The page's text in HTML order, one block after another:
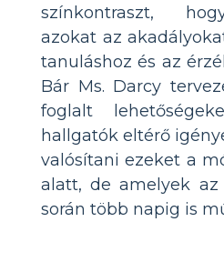
színkontraszt,
azokat az
tanuláshoz és az
Bár Ms. Darcy
foglalt
hallgatók eltérő
valósítani ezeket a
alatt, de amelyek
során több napig is